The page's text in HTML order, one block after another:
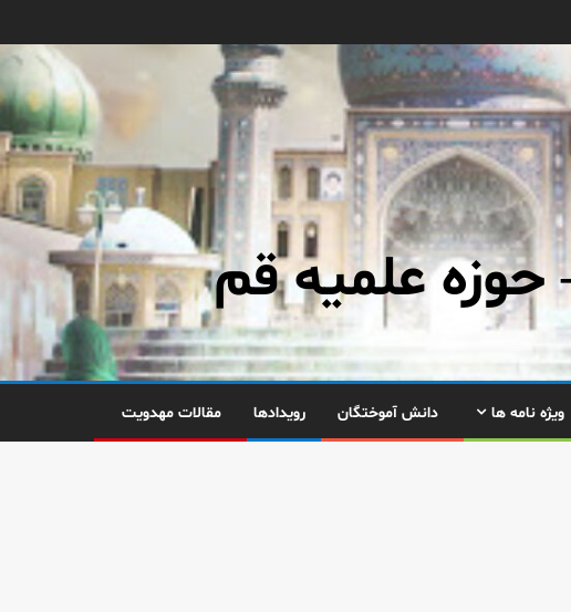
علمیه قم
ویژه نامه ها دانش آموختگان رویدادها مقالات مهدویت